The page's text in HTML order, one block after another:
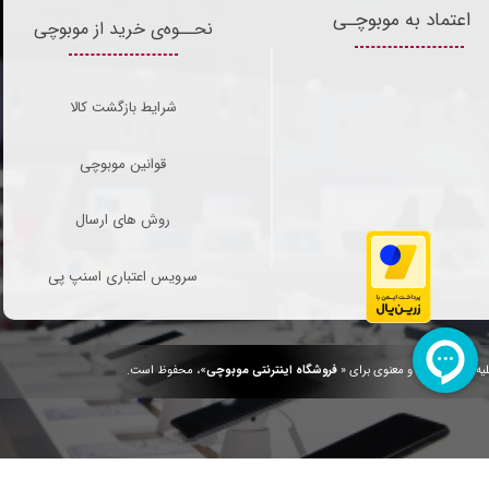
حقوق مادی و معنوی برای «فروشگاه اینترنتی موبوچی»، محفوظ است.
نحــوه‌ی خرید از موبوچی
شرایط بازگشت کالا
قوانین موبوچی
روش های ارسال
سرویس اعتباری اسنپ پی
اعتماد به موبوچـی